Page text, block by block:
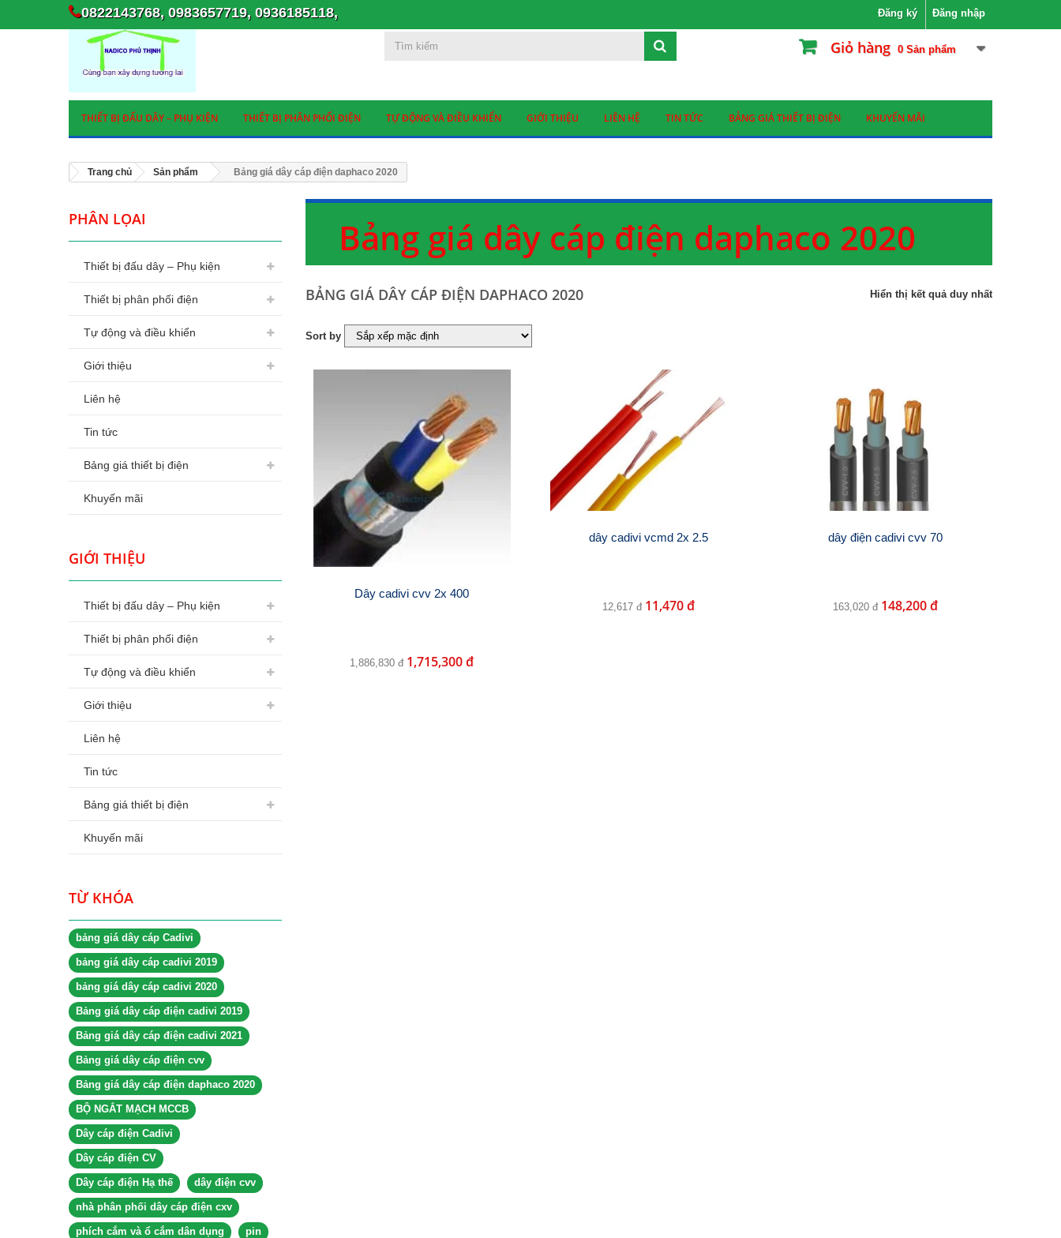
0822143768, 0983657719, 0936185118, Đăng nhập
Đăng ký
Giỏ hàng 0 Sản phẩm
THIẾT BỊ ĐẤU DÂY – PHỤ KIỆN THIẾT BỊ PHÂN PHỐI ĐIỆN TỰ ĐỘNG VÀ ĐIỀU KHIỂN GIỚI THIỆU LIÊN HỆ TIN TỨC BẢNG GIÁ THIẾT BỊ ĐIỆN KHUYẾN MÃI
Trang chủ Sản phẩm Bảng giá dây cáp điện daphaco 2020
PHÂN LỌAI
Thiết bị đấu dây – Phụ kiện
Thiết bị phân phối điện
Tự động và điều khiển
Giới thiệu
Liên hệ
Tin tức
Bảng giá thiết bị điện
Khuyến mãi
GIỚI THIỆU
Thiết bị đấu dây – Phụ kiện
Thiết bị phân phối điện
Tự động và điều khiển
Giới thiệu
Liên hệ
Tin tức
Bảng giá thiết bị điện
Khuyến mãi
TỪ KHÓA
bảng giá dây cáp Cadivi
bảng giá dây cáp cadivi 2019
bảng giá dây cáp cadivi 2020
Bảng giá dây cáp điện cadivi 2019
Bảng giá dây cáp điện cadivi 2021
Bảng giá dây cáp điện cvv
Bảng giá dây cáp điện daphaco 2020
BỘ NGẮT MẠCH MCCB
Dây cáp điện Cadivi
Dây cáp điện CV
Dây cáp điện Hạ thế dây điện cvv
nhà phân phối dây cáp điện cxv
phích cắm và ổ cắm dân dụng pin
Bảng giá dây cáp điện daphaco 2020
BẢNG GIÁ DÂY CÁP ĐIỆN DAPHACO 2020 Hiển thị kết quả duy nhất
Sort by
Dây cadivi cvv 2x 400
1,886,830 đ 1,715,300 đ
dây cadivi vcmd 2x 2.5
12,617 đ 11,470 đ
dây điện cadivi cvv 70
163,020 đ 148,200 đ